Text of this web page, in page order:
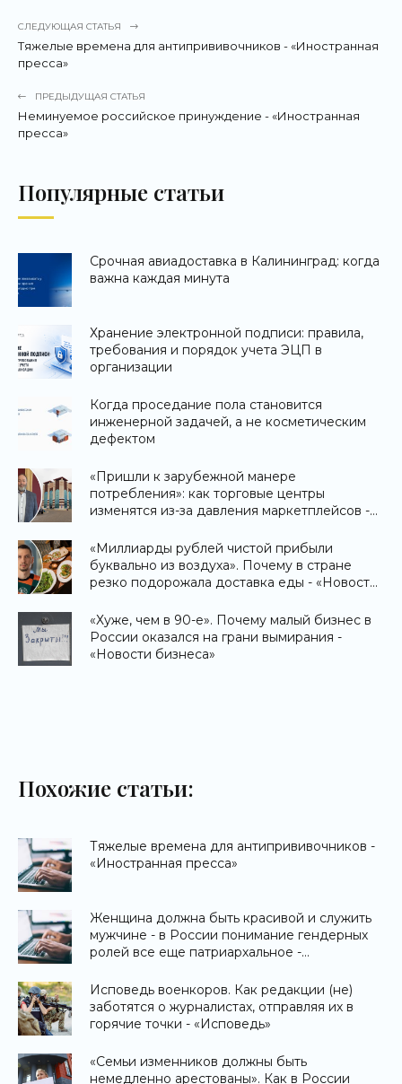
СЛЕДУЮЩАЯ СТАТЬЯ
Тяжелые времена для антипрививочников - «Иностранная
пресса»
ПРЕДЫДУЩАЯ СТАТЬЯ
Неминуемое российское принуждение - «Иностранная
пресса»
Популярные статьи
Срочная авиадоставка в Калининград: когда
важна каждая минута
Хранение электронной подписи: правила,
требования и порядок учета ЭЦП в
организации
Когда проседание пола становится
инженерной задачей, а не косметическим
дефектом
«Пришли к зарубежной манере
потребления»: как торговые центры
изменятся из-за давления маркетплейсов -
«Миллиарды рублей чистой прибыли
буквально из воздуха». Почему в стране
резко подорожала доставка еды - «Новости
«Хуже, чем в 90-е». Почему малый бизнес в
России оказался на грани вымирания -
«Новости бизнеса»
Похожие статьи:
Тяжелые времена для антипрививочников -
«Иностранная пресса»
Женщина должна быть красивой и служить
мужчине - в России понимание гендерных
ролей все еще патриархальное -
Исповедь военкоров. Как редакции (не)
заботятся о журналистах, отправляя их в
горячие точки - «Исповедь»
«Семьи изменников должны быть
немедленно арестованы». Как в России